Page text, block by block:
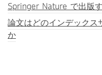
Springer Nature で出版
論文はどのインデックス
か